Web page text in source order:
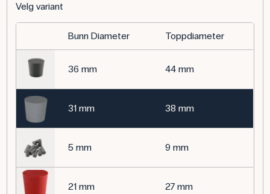
Velg variant
Bunn Diameter Toppdiameter
36 mm 44 mm
31 mm 38 mm
5 mm 9 mm
21 mm 27 mm